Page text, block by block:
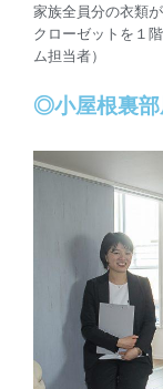
家族全員分の衣類
クローゼットを１
ム担当者）
◎小屋根裏部